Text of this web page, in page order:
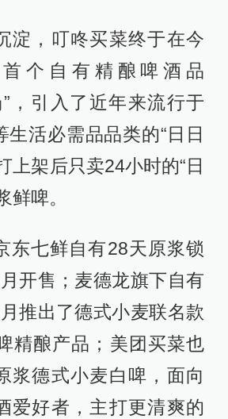
淀，叮咚买菜终于在今
个自有精酿啤酒品
，引入了近年来流行于
生活必需品品类的“日日
上架后只卖24小时的“日
鲜啤。
东七鲜自有28天原浆锁
开售；麦德龙旗下自有
推出了德式小麦联名款
精酿产品；美团买菜也
浆德式小麦白啤，面向
爱好者，主打更清爽的